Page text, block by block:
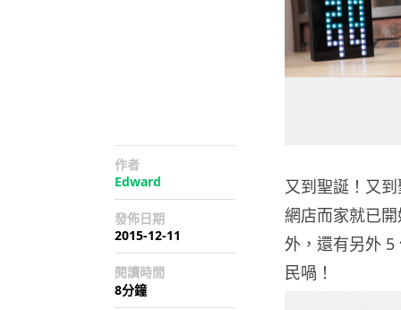
作者
Edward
發佈日期
2015-12-11
閱讀時間
8分鐘
又到聖誕！又
網店而家就已
外，還有另外
民喎！